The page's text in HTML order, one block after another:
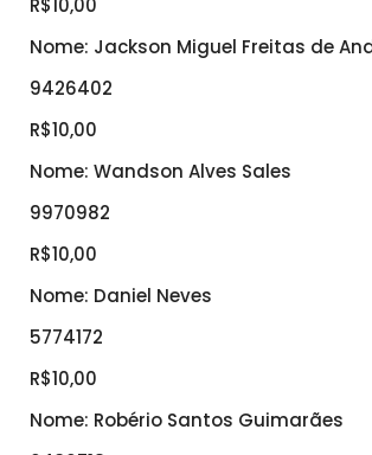
R$10,00
Nome: Jackson Miguel Freitas de
9426402
R$10,00
Nome: Wandson Alves Sales
9970982
R$10,00
Nome: Daniel Neves
5774172
R$10,00
Nome: Robério Santos Guimarães